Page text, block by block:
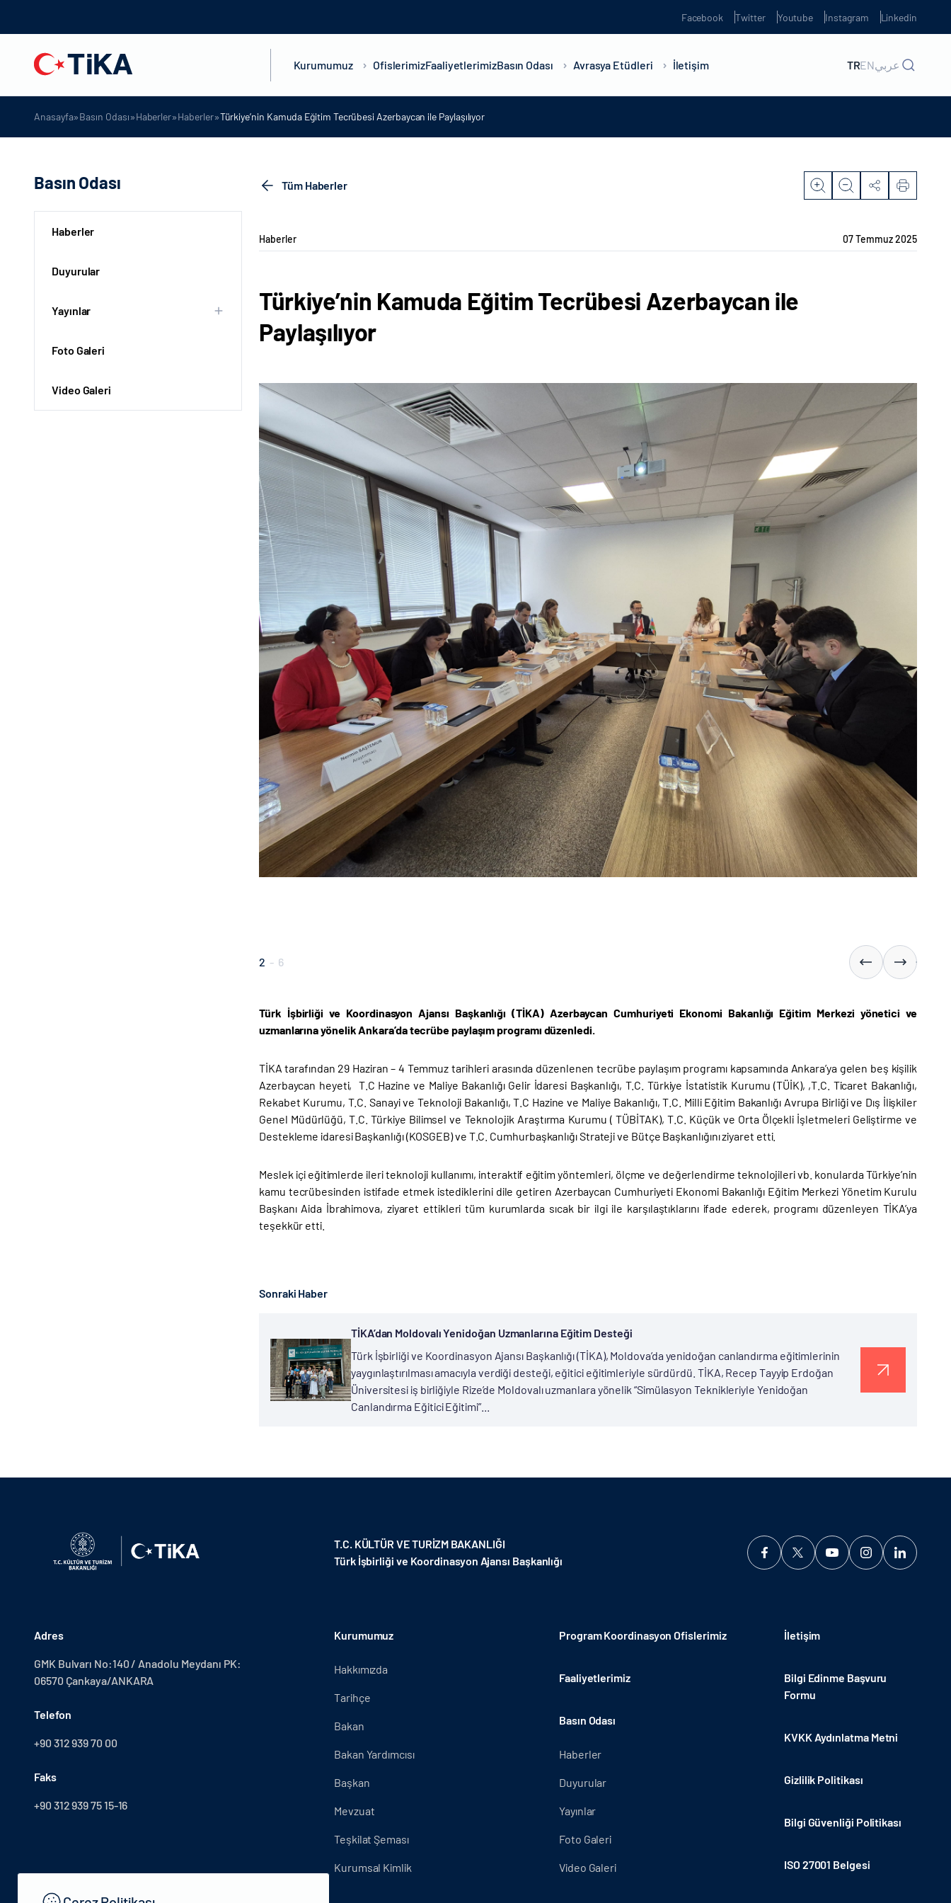
Facebook Twitter Youtube Instagram Linkedin
Kurumumuz OfislerimizFaaliyetlerimizBasın Odası Avrasya Etüdleri İletişim TRENعربي
Anasayfa»Basın Odası»Haberler»Haberler»Türkiye’nin Kamuda Eğitim Tecrübesi Azerbaycan ile Paylaşılıyor
Basın Odası
Haberler
Duyurular
Yayınlar
Foto Galeri
Video Galeri
Tüm Haberler
Haberler 07 Temmuz 2025
Türkiye’nin Kamuda Eğitim Tecrübesi Azerbaycan ile
Paylaşılıyor
2 - 6
Türk İşbirliği ve Koordinasyon Ajansı Başkanlığı (TİKA) Azerbaycan Cumhuriyeti Ekonomi Bakanlığı Eğitim Merkezi yönetici ve
uzmanlarına yönelik Ankara’da tecrübe paylaşım programı düzenledi.
TİKA tarafından 29 Haziran – 4 Temmuz tarihleri arasında düzenlenen tecrübe paylaşım programı kapsamında Ankara’ya gelen beş kişilik
Azerbaycan heyeti, T.C Hazine ve Maliye Bakanlığı Gelir İdaresi Başkanlığı, T.C. Türkiye İstatistik Kurumu (TÜİK), ,T.C. Ticaret Bakanlığı,
Rekabet Kurumu, T.C. Sanayi ve Teknoloji Bakanlığı, T.C Hazine ve Maliye Bakanlığı, T.C. Milli Eğitim Bakanlığı Avrupa Birliği ve Dış İlişkiler
Genel Müdürlüğü, T.C. Türkiye Bilimsel ve Teknolojik Araştırma Kurumu ( TÜBİTAK), T.C. Küçük ve Orta Ölçekli İşletmeleri Geliştirme ve
Destekleme idaresi Başkanlığı (KOSGEB) ve T.C. Cumhurbaşkanlığı Strateji ve Bütçe Başkanlığını ziyaret etti.
Meslek içi eğitimlerde ileri teknoloji kullanımı, interaktif eğitim yöntemleri, ölçme ve değerlendirme teknolojileri vb. konularda Türkiye’nin
kamu tecrübesinden istifade etmek istediklerini dile getiren Azerbaycan Cumhuriyeti Ekonomi Bakanlığı Eğitim Merkezi Yönetim Kurulu
Başkanı Aida İbrahimova, ziyaret ettikleri tüm kurumlarda sıcak bir ilgi ile karşılaştıklarını ifade ederek, programı düzenleyen TİKA’ya
teşekkür etti.
Sonraki Haber
TİKA’dan Moldovalı Yenidoğan Uzmanlarına Eğitim Desteği
Türk İşbirliği ve Koordinasyon Ajansı Başkanlığı (TİKA), Moldova’da yenidoğan canlandırma eğitimlerinin
yaygınlaştırılması amacıyla verdiği desteği, eğitici eğitimleriyle sürdürdü. TİKA, Recep Tayyip Erdoğan
Üniversitesi iş birliğiyle Rize’de Moldovalı uzmanlara yönelik “Simülasyon Teknikleriyle Yenidoğan
Canlandırma Eğitici Eğitimi”...
T.C. KÜLTÜR VE TURİZM BAKANLIĞI
Türk İşbirliği ve Koordinasyon Ajansı Başkanlığı
Adres
GMK Bulvarı No:140 / Anadolu Meydanı PK:
06570 Çankaya/ANKARA
Telefon
+90 312 939 70 00
Faks
+90 312 939 75 15-16
Kurumumuz
Hakkımızda
Tarihçe
Bakan
Bakan Yardımcısı
Başkan
Mevzuat
Teşkilat Şeması
Kurumsal Kimlik
Program Koordinasyon Ofislerimiz
Faaliyetlerimiz
Basın Odası
Haberler
Duyurular
Yayınlar
Foto Galeri
Video Galeri
İletişim
Bilgi Edinme Başvuru
Formu
KVKK Aydınlatma Metni
Gizlilik Politikası
Bilgi Güvenliği Politikası
ISO 27001 Belgesi